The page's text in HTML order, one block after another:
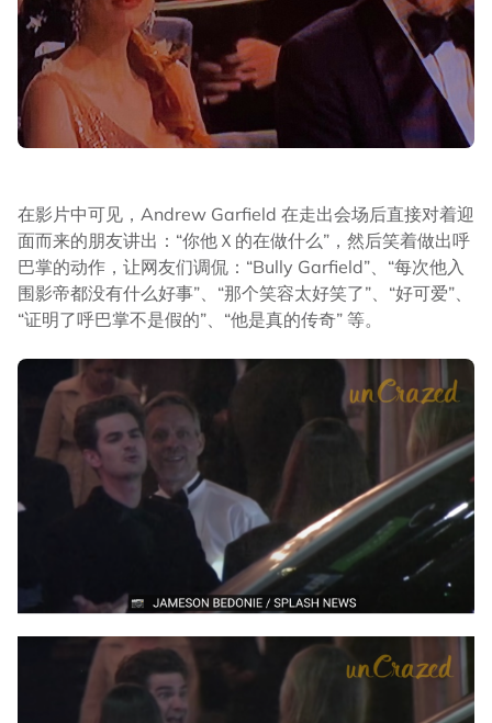
在影片中可见，Andrew Garfield 在走出会场后直接对着迎
面而来的朋友讲出：“你他Ｘ的在做什么”，然后笑着做出呼
巴掌的动作，让网友们调侃：“Bully Garfield”、“每次他入
围影帝都没有什么好事”、“那个笑容太好笑了”、“好可爱”、
“证明了呼巴掌不是假的”、“他是真的传奇” 等。